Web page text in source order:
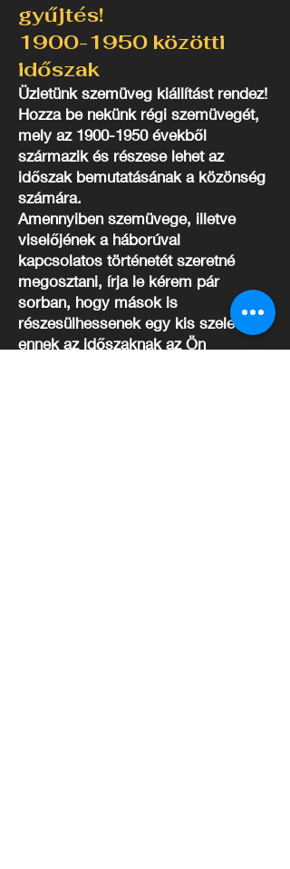
gyűjtés!
1900-1950 közötti
időszak
Üzletünk szemüveg kiállítást rendez!
Hozza be nekünk régi szemüvegét,
mely az 1900-1950 évekből
származik és részese lehet az
időszak bemutatásának a közönség
számára.
Amennyiben szemüvege, illetve
viselőjének a háborúval
kapcsolatos történetét szeretné
megosztani, írja le kérem pár
sorban, hogy mások is
részesülhessenek egy kis szeletből
ennek az időszaknak az Ön